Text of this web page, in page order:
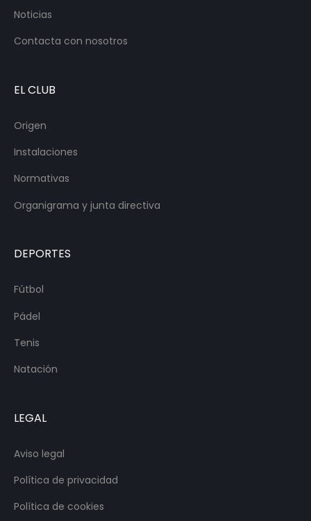
Noticias
Contacta con nosotros
EL CLUB
Origen
Instalaciones
Normativas
Organigrama y junta directiva
DEPORTES
Fútbol
Pádel
Tenis
Natación
LEGAL
Aviso legal
Política de privacidad
Política de cookies